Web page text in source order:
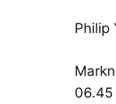
Philip
06.45